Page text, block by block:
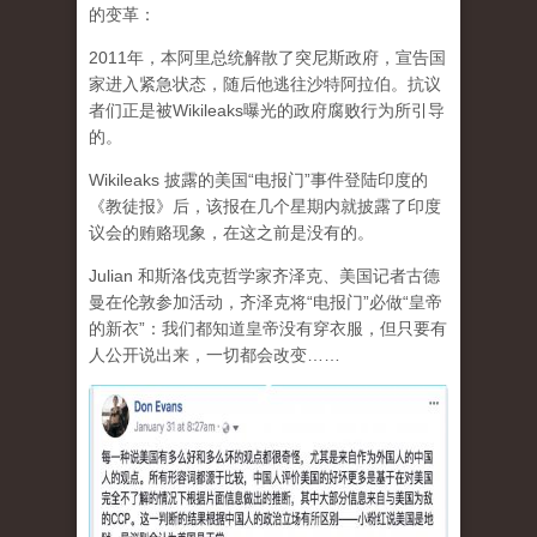
的变革：
2011年，本阿里总统解散了突尼斯政府，宣告国
家进入紧急状态，随后他逃往沙特阿拉伯。抗议
者们正是被Wikileaks曝光的政府腐败行为所引导
的。
Wikileaks 披露的美国“电报门”事件登陆印度的
《教徒报》后，该报在几个星期内就披露了印度
议会的贿赂现象，在这之前是没有的。
Julian 和斯洛伐克哲学家齐泽克、美国记者古德
曼在伦敦参加活动，齐泽克将“电报门”必做“皇帝
的新衣”：我们都知道皇帝没有穿衣服，但只要有
人公开说出来，一切都会改变……